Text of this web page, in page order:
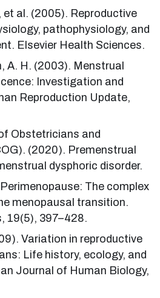
et al. (2005). Reproductive
pathophysiology, and
Elsevier Health Sciences.
A. H. (2003). Menstrual
Investigation and
Reproduction Update,
Obstetricians and
(2020). Premenstrual
dysphoric disorder.
The complex
menopausal transition.
19(5), 397–428.
Variation in reproductive
Life history, ecology, and
Journal of Human Biology,